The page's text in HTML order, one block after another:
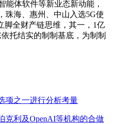
体软件等新业态新动能，
珠海、惠州、中山入选5G使
脚全财产链思维，其一，1亿
托结实的制制基底，为制制
项之一进行分析考量
克利及OpenAI等机构的合做